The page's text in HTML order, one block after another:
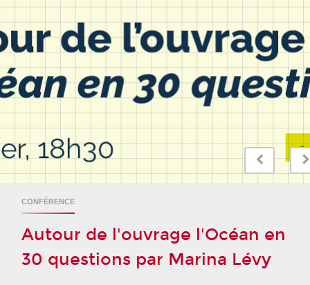
CONFÉRENCE
Autour de l'ouvrage l'Océan en
30 questions par Marina Lévy